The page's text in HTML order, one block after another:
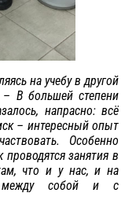
на учебу в другой
– В большей степени
напрасно: всё
– интересный опыт
Особенно
занятия в
что и у нас, и на
между собой и с